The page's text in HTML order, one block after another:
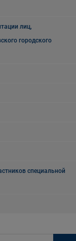
лиц,
городского
специальной